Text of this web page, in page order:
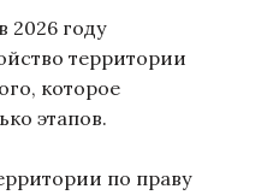
2026 году
территории
которое
этапов.
по праву